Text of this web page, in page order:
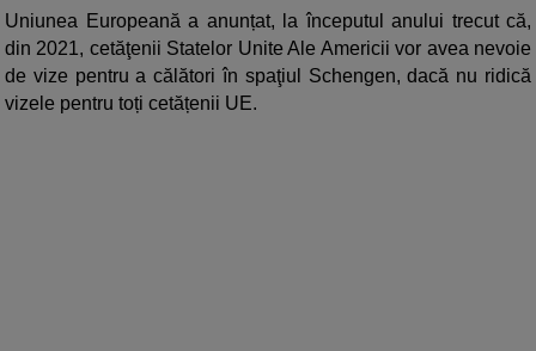
Uniunea Europeană a anunțat, la începutul anului trecut că,
din 2021, cetăţenii Statelor Unite Ale Americii vor avea nevoie
de vize pentru a călători în spaţiul Schengen, dacă nu ridică
vizele pentru toți cetățenii UE.